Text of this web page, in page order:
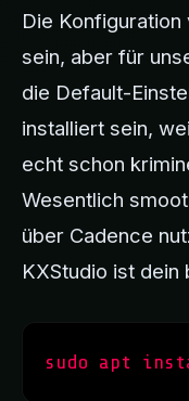
Die
sein, aber für
die Default-
installiert sein,
echt schon
Wesentlich
über Cadence
KXStudio ist dein
sudo apt